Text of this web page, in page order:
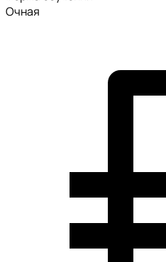
Очная